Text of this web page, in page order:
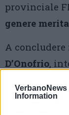
VerbanoNews
Information
provinciale
genere
A
D’Onofrio,
disponibili
fossero già